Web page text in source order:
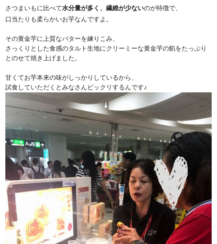
さつまいもに比べて水分量が多く、繊維が少ないのが特徴で、
口当たりも柔らかいお芋なんですよ。
その黄金芋に上質なバターを練りこみ、
さっくりとした食感のタルト生地にクリーミーな黄金芋の餡をたっぷり
とのせて焼き上げました。
甘くてお芋本来の味がしっかりしているから、
試食していただくとみなさんビックリするんです♪